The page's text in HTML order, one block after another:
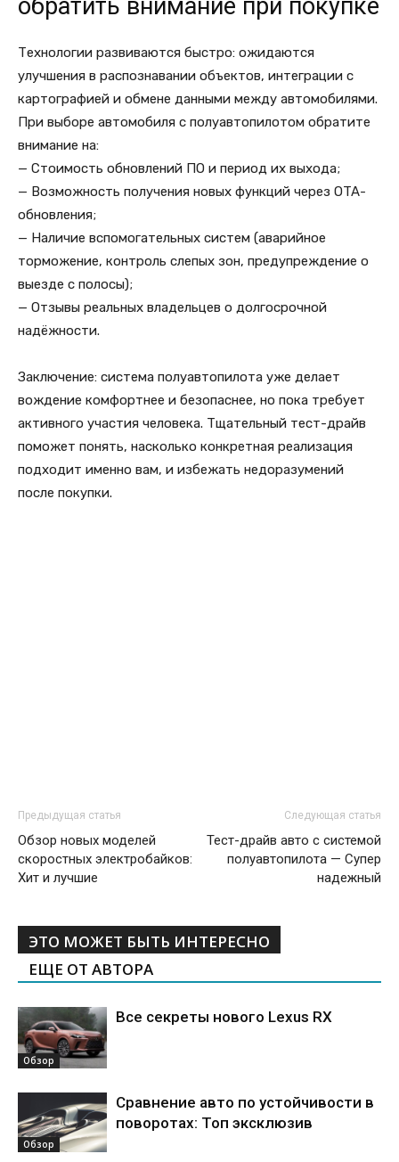
обратить внимание при покупке
Технологии развиваются быстро: ожидаются
улучшения в распознавании объектов, интеграции с
картографией и обмене данными между автомобилями.
При выборе автомобиля с полуавтопилотом обратите
внимание на:
— Стоимость обновлений ПО и период их выхода;
— Возможность получения новых функций через OTA-
обновления;
— Наличие вспомогательных систем (аварийное
торможение, контроль слепых зон, предупреждение о
выезде с полосы);
— Отзывы реальных владельцев о долгосрочной
надёжности.
Заключение: система полуавтопилота уже делает
вождение комфортнее и безопаснее, но пока требует
активного участия человека. Тщательный тест-драйв
поможет понять, насколько конкретная реализация
подходит именно вам, и избежать недоразумений
после покупки.
Предыдущая статья
Обзор новых моделей
скоростных электробайков:
Хит и лучшие
Следующая статья
Тест-драйв авто с системой
полуавтопилота — Супер
надежный
ЭТО МОЖЕТ БЫТЬ ИНТЕРЕСНО
ЕЩЕ ОТ АВТОРА
Обзор
Все секреты нового Lexus RX
Обзор
Сравнение авто по устойчивости в
поворотах: Топ эксклюзив